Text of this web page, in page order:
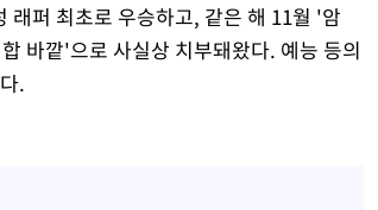
퍼 최초로 우승하고, 같은 해 11월 '암
바깥'으로 사실상 치부돼왔다. 예능 등의
.